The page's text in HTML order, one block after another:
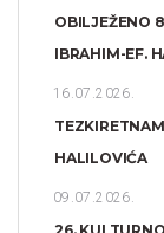
OBILJEŽENO
IBRAHIM-EF.
16.07.2026.
HALILOVIĆA
09.07.2026.